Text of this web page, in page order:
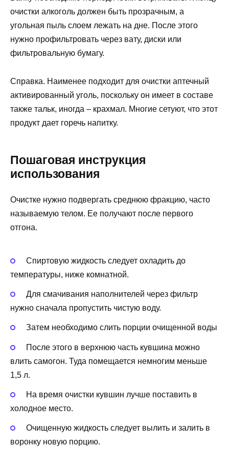
очистки алкоголь должен быть прозрачным, а
угольная пыль слоем лежать на дне. После этого
нужно профильтровать через вату, диски или
фильтровальную бумагу.
Справка. Наименее подходит для очистки аптечный
активированный уголь, поскольку он имеет в составе
также тальк, иногда – крахмал. Многие сетуют, что этот
продукт дает горечь напитку.
Пошаговая инструкция
использования
Очистке нужно подвергать среднюю фракцию, часто
называемую телом. Ее получают после первого
отгона.
Спиртовую жидкость следует охладить до
температуры, ниже комнатной.
Для смачивания наполнителей через фильтр
нужно сначала пропустить чистую воду.
Затем необходимо слить порции очищенной воды
После этого в верхнюю часть кувшина можно
влить самогон. Туда помещается немногим меньше
1,5 л.
На время очистки кувшин лучше поставить в
холодное место.
Очищенную жидкость следует вылить и залить в
воронку новую порцию.